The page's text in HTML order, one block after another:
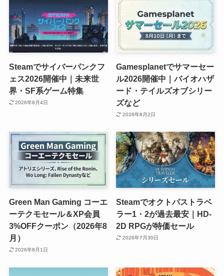
Steamでサイバーパンクフ
ェス2026開催中｜未来世
界・SF系ゲーム特集
2026年8月4日
Gamesplanetでサマーセー
ル2026開催中｜バイオハザ
ード・テイルズオブシリー
ズなど
2026年8月2日
Green Man Gaming コーエ
ーテクモセール＆XP会員
3%OFFクーポン（2026年8
月）
2026年8月1日
Steamでオクトパストラベ
ラー1・2が過去最安｜HD-
2D RPGが特価セール
2026年7月30日